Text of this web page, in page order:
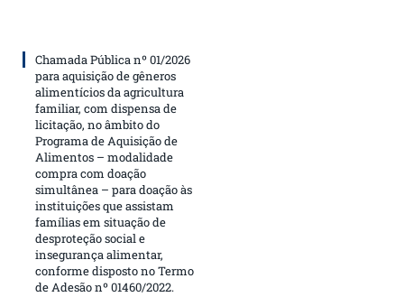
Chamada Pública nº 01/2026
para aquisição de gêneros
alimentícios da agricultura
familiar, com dispensa de
licitação, no âmbito do
Programa de Aquisição de
Alimentos – modalidade
compra com doação
simultânea – para doação às
instituições que assistam
famílias em situação de
desproteção social e
insegurança alimentar,
conforme disposto no Termo
de Adesão nº 01460/2022.